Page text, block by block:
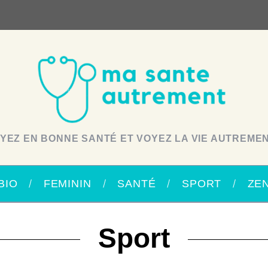
EN BONNE SANTÉ ET VOYEZ LA VIE
FEMININ SANTÉ SPORT
Sport